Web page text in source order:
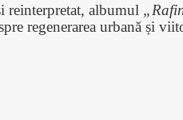
reinterpretat, albumul
regenerarea urbană și